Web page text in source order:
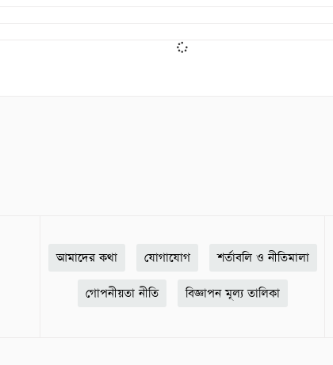
আমাদের কথা যোগাযোগ শর্তাবলি ও নীতিমালা
গোপনীয়তা নীতি বিজ্ঞাপন মূল্য তালিকা